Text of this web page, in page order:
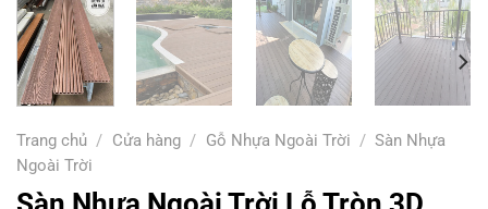
Trang chủ / Cửa hàng / Gỗ Nhựa Ngoài Trời / Sàn Nhựa
Ngoài Trời